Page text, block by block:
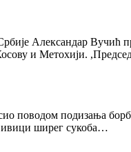
Александар Вучић
и Метохији.
поводом подизања
ивици ширег сукоба…